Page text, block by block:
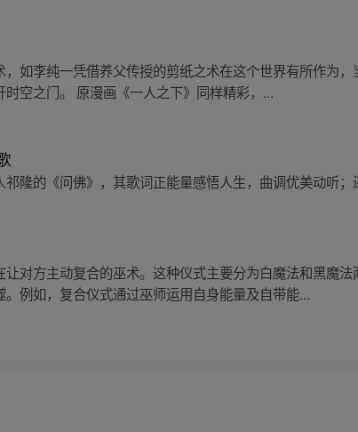
如李纯一凭借养父传授的剪纸之术在这个世界有所作为
空之门。 原漫画《一人之下》同样精彩，...
祁隆的《问佛》，其歌词正能量感悟人生，曲调优美动听；
对方主动复合的巫术。这种仪式主要分为白魔法和黑魔
例如，复合仪式通过巫师运用自身能量及自带能...